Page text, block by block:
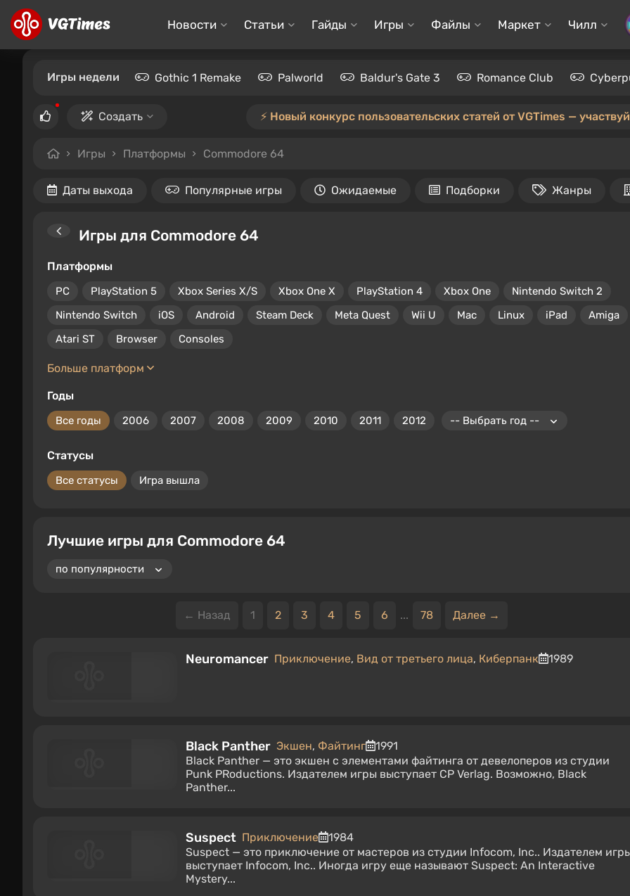
Новости Статьи Гайды Игры Файлы Маркет Чилл
Игры недели Gothic 1 Remake Palworld Baldur's Gate 3 Romance Club
Создать ⚡️ Новый конкурс пользовательских статей от VGTimes —
Игры Платформы Commodore 64
Даты выхода Популярные игры Ожидаемые Подборки Жанры
Игры для Commodore 64
Платформы
PC PlayStation 5 Xbox Series X/S Xbox One X PlayStation 4 Xbox One
Nintendo Switch 2
Nintendo Switch
iOS Android Steam Deck Meta Quest Wii U Mac Linux iPad
Amiga
Atari ST
Browser Consoles
Больше платформ
Годы
Все годы 2006 2007 2008 2009 2010 2011 2012
Статусы
Все статусы Игра вышла
Лучшие игры для Commodore 64
← Назад 1 2 3 4 5 6 ... 78 Далее →
Neuromancer Приключение, Вид от третьего лица, Киберпанк 1989
Black Panther Экшен, Файтинг
1991
Black Panther — это экшен с элементами файтинга от девелоперов из студии
Punk PRoductions. Издателем игры выступает CP Verlag. Возможно, Black
Panther...
Suspect Приключение
1984
Suspect — это приключение от мастеров из студии Infocom, Inc.. Издателем
выступает Infocom, Inc.. Иногда игру еще называют Suspect: An Interactive
Mystery...